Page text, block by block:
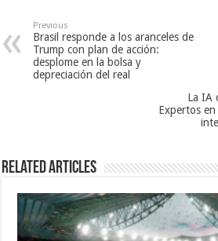
Previous
Brasil responde a los aranceles de
Trump con plan de acción:
desplome en la bolsa y
depreciación del real
La IA
Expertos
Related Articles